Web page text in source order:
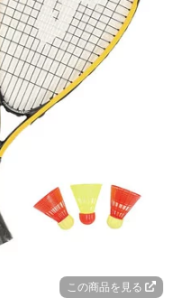
この商品を見る